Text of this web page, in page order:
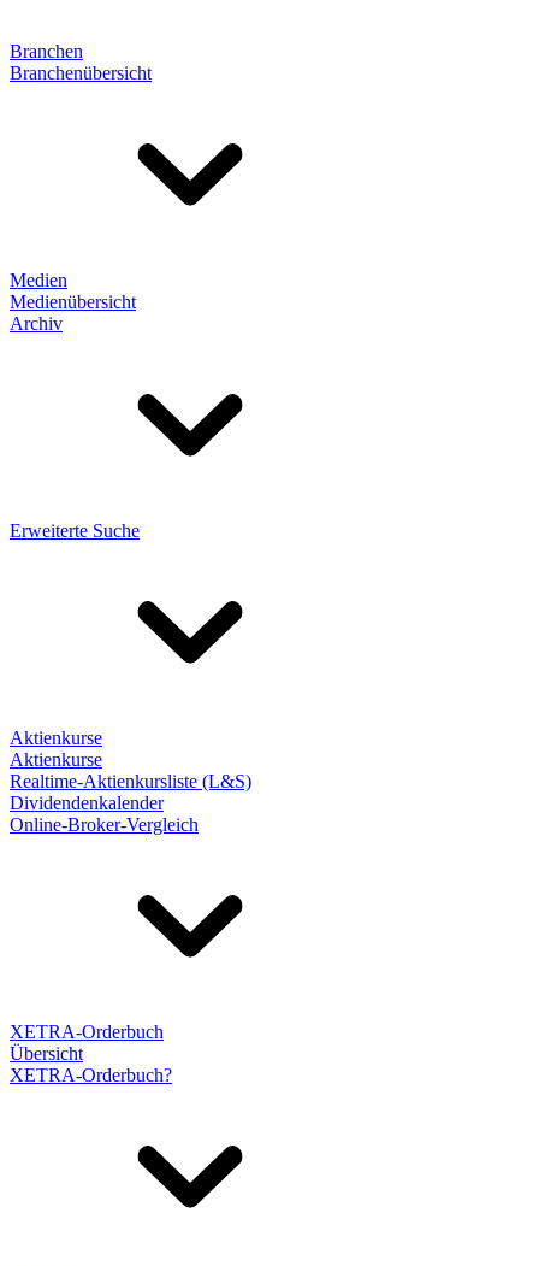
Branchen
Branchenübersicht
Medien
Medienübersicht
Archiv
Erweiterte Suche
Aktienkurse
Aktienkurse
Realtime-Aktienkursliste (L&S)
Dividendenkalender
Online-Broker-Vergleich
XETRA-Orderbuch
Übersicht
XETRA-Orderbuch?